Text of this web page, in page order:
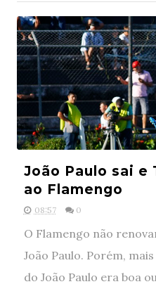
João Paulo sai e
ao Flamengo
08:57 0
O Flamengo não
João Paulo. Porém,
do João Paulo era boa